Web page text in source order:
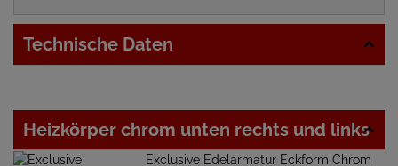
Technische Daten
Heizkörper chrom unten rechts und links
Exclusive Edelarmatur Eckform Chrom